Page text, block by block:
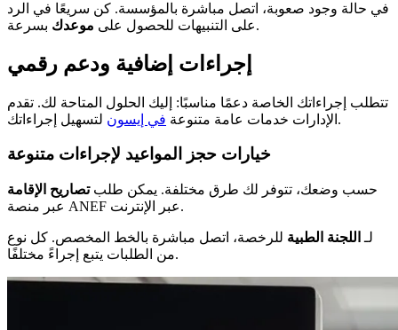
في حالة وجود صعوبة، اتصل مباشرة بالمؤسسة. كن سريعًا في الرد
على التنبيهات للحصول على موعدك بسرعة.
إجراءات إضافية ودعم رقمي
تتطلب إجراءاتك الخاصة دعمًا مناسبًا: إليك الحلول المتاحة لك. تقدم
الإدارات خدمات عامة متنوعة في إيسون لتسهيل إجراءاتك.
خيارات حجز المواعيد لإجراءات متنوعة
حسب وضعك، تتوفر لك طرق مختلفة. يمكن طلبتصاريح الإقامة
عبر منصة ANEF عبر الإنترنت.
لـ اللجنة الطبية للرخصة، اتصل مباشرة بالخط المخصص. كل نوع
من الطلبات يتبع إجراءً مختلفًا.